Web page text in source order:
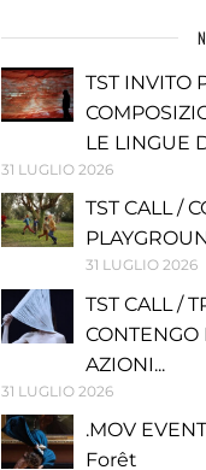
TST INVITO
LE LINGUE
31 LUGLIO 2026
TST CALL /
31 LUGLIO 2026
TST CALL /
AZIONI...
31 LUGLIO 2026
.MOV
Forêt